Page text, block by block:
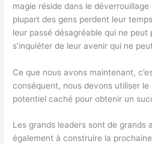
magie réside dans le
plupart des gens perdent leur
leur passé désagréable qui ne peut
s’inquiéter de leur avenir qui ne
Ce que nous avons maintenant,
conséquent, nous devons utiliser
potentiel caché pour obtenir un
Les grands leaders sont de grands
également à construire la